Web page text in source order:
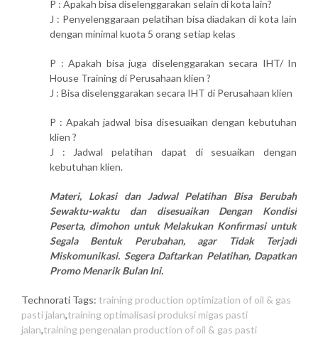
P : Apakah bisa diselenggarakan selain di kota lain?
J : Penyelenggaraan pelatihan bisa diadakan di kota lain
dengan minimal kuota 5 orang setiap kelas
P : Apakah bisa juga diselenggarakan secara IHT/ In
House Training di Perusahaan klien ?
J : Bisa diselenggarakan secara IHT di Perusahaan klien
P : Apakah jadwal bisa disesuaikan dengan kebutuhan
klien ?
J : Jadwal pelatihan dapat di sesuaikan dengan
kebutuhan klien.
Materi, Lokasi dan Jadwal Pelatihan Bisa Berubah
Sewaktu-waktu dan disesuaikan Dengan Kondisi
Peserta, dimohon untuk Melakukan Konfirmasi untuk
Segala Bentuk Perubahan, agar Tidak Terjadi
Miskomunikasi. Segera Daftarkan Pelatihan, Dapatkan
Promo Menarik Bulan Ini.
Technorati Tags: training production optimization of oil & gas
pasti jalan,training optimalisasi produksi migas pasti
jalan,training pengenalan production of oil & gas pasti